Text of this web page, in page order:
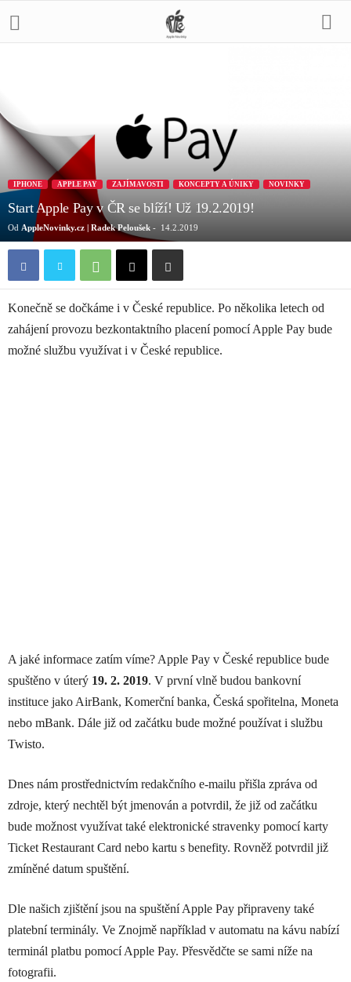
IPHONE APPLE PAY ZAJÍMAVOSTI KONCEPTY A ÚNIKY NOVINKY
Start Apple Pay v ČR se blíží! Už 19.2.2019!
Od AppleNovinky.cz | Radek Peloušek - 14.2.2019
Konečně se dočkáme i v České republice. Po několika letech od
zahájení provozu bezkontaktního placení pomocí Apple Pay bude
možné službu využívat i v České republice.
A jaké informace zatím víme? Apple Pay v České republice bude
spuštěno v úterý 19. 2. 2019. V první vlně budou bankovní
instituce jako AirBank, Komerční banka, Česká spořitelna, Moneta
nebo mBank. Dále již od začátku bude možné používat i službu
Twisto.
Dnes nám prostřednictvím redakčního e-mailu přišla zpráva od
zdroje, který nechtěl být jmenován a potvrdil, že již od začátku
bude možnost využívat také elektronické stravenky pomocí karty
Ticket Restaurant Card nebo kartu s benefity. Rovněž potvrdil již
zmíněné datum spuštění.
Dle našich zjištění jsou na spuštění Apple Pay připraveny také
platební terminály. Ve Znojmě například v automatu na kávu nabízí
terminál platbu pomocí Apple Pay. Přesvědčte se sami níže na
fotografii.